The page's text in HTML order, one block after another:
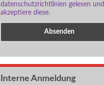
datenschutzrichtlinien gelesen und
akzeptiere diese.
Interne Anmeldung